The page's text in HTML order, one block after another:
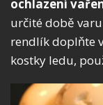
ochlazení
určité době
rendlík doplňte
kostky ledu,